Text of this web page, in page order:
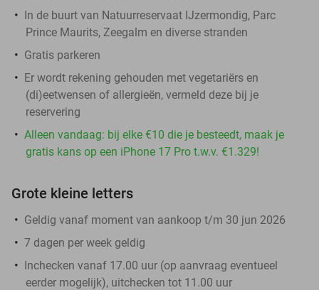
In de buurt van Natuurreservaat IJzermondig, Parc
Prince Maurits, Zeegalm en diverse stranden
Gratis parkeren
Er wordt rekening gehouden met vegetariërs en
(di)eetwensen of allergieën, vermeld deze bij je
reservering
Alleen vandaag: bij elke €10 die je besteedt, maak je
gratis kans op een iPhone 17 Pro t.w.v. €1.329!
Grote kleine letters
Geldig vanaf moment van aankoop t/m 30 jun 2026
7 dagen per week geldig
Inchecken vanaf 17.00 uur (op aanvraag eventueel
eerder mogelijk), uitchecken tot 11.00 uur